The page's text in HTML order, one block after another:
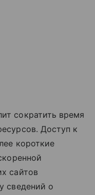
сократить время
Доступ к
короткие
сайтов
сведений о